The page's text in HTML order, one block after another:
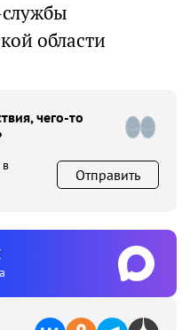
области
чего-то
Отправить